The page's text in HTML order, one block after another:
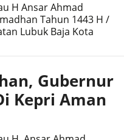
H Ansar Ahmad
Tahun 1443 H /
Lubuk Baja Kota
Gubernur
Kepri Aman